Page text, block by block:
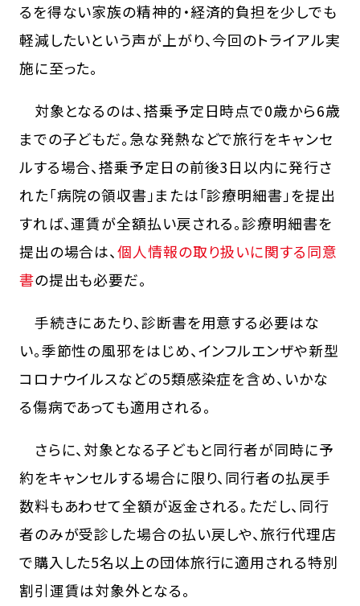
るを得ない家族の精神的・経済的負担を少しでも
軽減したいという声が上がり、今回のトライアル実
施に至った。
対象となるのは、搭乗予定日時点で0歳から6歳
までの子どもだ。急な発熱などで旅行をキャンセ
ルする場合、搭乗予定日の前後3日以内に発行さ
れた「病院の領収書」または「診療明細書」を提出
すれば、運賃が全額払い戻される。診療明細書を
提出の場合は、個人情報の取り扱いに関する同意
書の提出も必要だ。
手続きにあたり、診断書を用意する必要はな
い。季節性の風邪をはじめ、インフルエンザや新型
コロナウイルスなどの5類感染症を含め、いかな
る傷病であっても適用される。
さらに、対象となる子どもと同行者が同時に予
約をキャンセルする場合に限り、同行者の払戻手
数料もあわせて全額が返金される。ただし、同行
者のみが受診した場合の払い戻しや、旅行代理店
で購入した5名以上の団体旅行に適用される特別
割引運賃は対象外となる。